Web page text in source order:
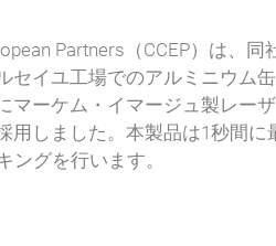
Partners（CCEP）は、同
セイユ工場でのアルミニウム缶
マーケム・イマージュ製レーザ
用しました。本製品は1秒間に
ングを行います。
Groupは、卵へのコーディング
トを削減し、ラインオペレータ
化するため、マーケム・イマー
文字用インクジェットプリンタ
ました。
ーと白インクを使用するプリン
インで連携可能にする最先端の
を開発しました。